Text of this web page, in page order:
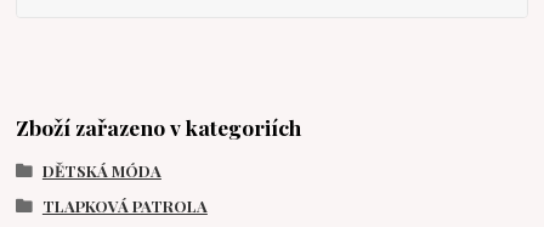
Zboží zařazeno v kategoriích
DĚTSKÁ MÓDA
TLAPKOVÁ PATROLA